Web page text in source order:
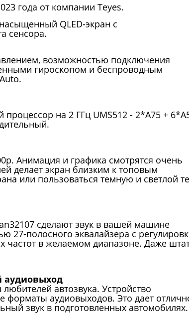
года от компании Teyes.
QLED-экран с
сенсора.
возможностью подключения
гироскопом и беспроводным
на 2 ГГц UMS512 - 2*A75 +
Анимация и графика смотрятся очень
делает экран близким к топовым
или пользоваться темную и светлой
сделают звук в вашей машине
полосного эквалайзера с
частот в желаемом диапазоне. Даже
аудиовыход
автозвука. Устройство
форматы аудиовыходов. Это дает
звук в подготовленных автомобилях.